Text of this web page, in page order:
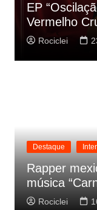
referencias
música
Rociclei
Destaque
Rapper
música
Rociclei